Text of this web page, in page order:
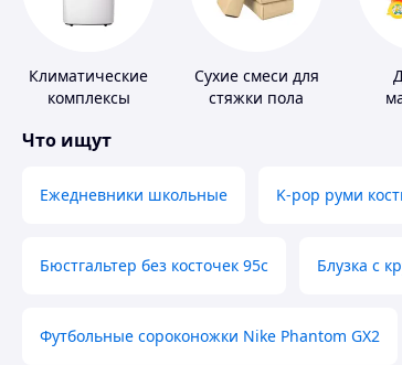
Климатические
комплексы
Сухие смеси для
стяжки пола
Что ищут
Ежедневники школьные K-pop руми
Бюстгальтер без косточек 95с Блузка с
Футбольные сороконожки Nike Phantom GX2